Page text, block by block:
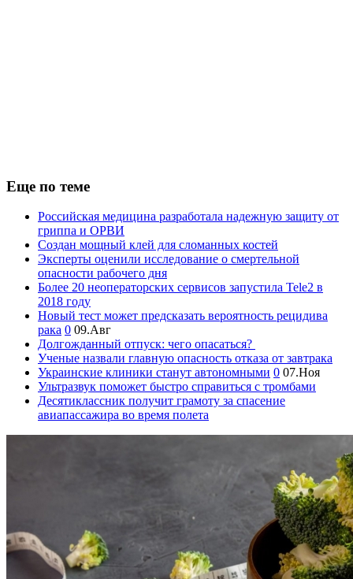
Еще по теме
Российская медицина разработала надежную защиту от
гриппа и ОРВИ
Создан мощный клей для сломанных костей
Эксперты оценили исследование о смертельной
опасности рабочего дня
Более 20 неоператорских сервисов запустила Tele2 в
2018 году
Новый тест может предсказать вероятность рецидива
рака 0 09.Авг
Долгожданный отпуск: чего опасаться?
Ученые назвали главную опасность отказа от завтрака
Украинские клиники станут автономными 0 07.Ноя
Ультразвук поможет быстро справиться с тромбами
Десятиклассник получит грамоту за спасение
авиапассажира во время полета